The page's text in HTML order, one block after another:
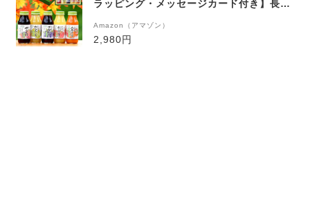
ラッピング・メッセージカード付き】長寿
フト おばあちゃん おじいちゃん
Amazon（アマゾン）
2,980円